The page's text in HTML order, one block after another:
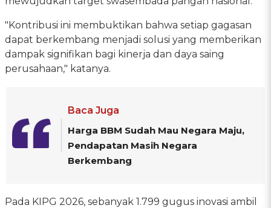
"Kontribusi ini membuktikan bahwa setiap gagasan
dapat berkembang menjadi solusi yang memberikan
dampak signifikan bagi kinerja dan daya saing
perusahaan," katanya.
Baca Juga
Harga BBM Sudah Mau Negara Maju,
Pendapatan Masih Negara
Berkembang
Pada KIPG 2026, sebanyak 1.799 gugus inovasi ambil